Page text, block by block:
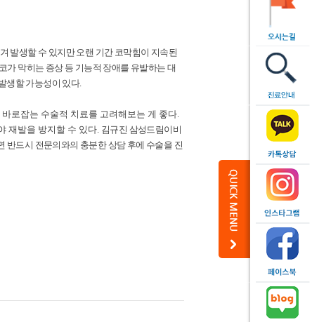
발생할 수 있지만 오랜 기간 코막힘이 지속된
가 막히는 증상 등 기능적 장애를 유발하는 대
생할 가능성이 있다.
로잡는 수술적 치료를 고려해보는 게 좋다.
재발을 방지할 수 있다. 김규진 삼성드림이비
반드시 전문의와의 충분한 상담 후에 수술을 진